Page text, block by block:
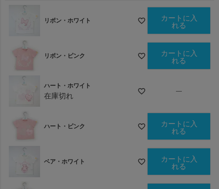
リボン・ホワイト
カートに入
れる
リボン・ピンク
カートに入
れる
ハート・ホワイト
在庫切れ
—
ハート・ピンク
カートに入
れる
ベア・ホワイト
カートに入
れる